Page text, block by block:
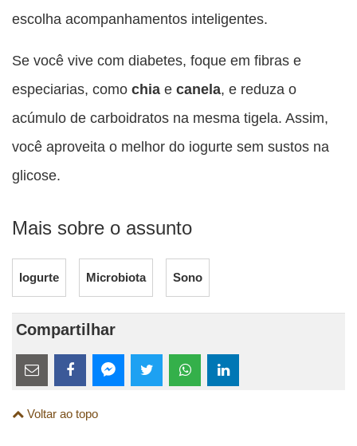
escolha acompanhamentos inteligentes.
Se você vive com diabetes, foque em fibras e
especiarias, como chia e canela, e reduza o
acúmulo de carboidratos na mesma tigela. Assim,
você aproveita o melhor do iogurte sem sustos na
glicose.
Mais sobre o assunto
Iogurte Microbiota Sono
Compartilhar
Estes
links
são
esta
esta
Voltar ao topo